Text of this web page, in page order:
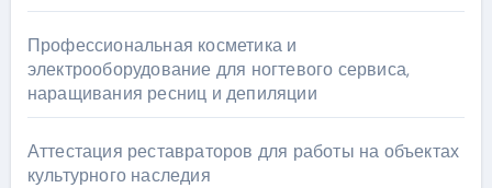
Профессиональная косметика и
электрооборудование для ногтевого сервиса,
наращивания ресниц и депиляции
Аттестация реставраторов для работы на объектах
культурного наследия